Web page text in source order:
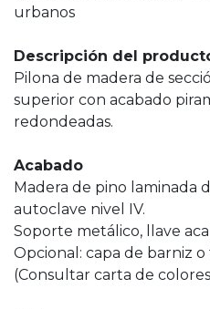
urbanos
Descripción del
Pilona de madera de
superior con acabado
redondeadas.
Acabado
Madera de pino laminada
autoclave nivel IV.
Soporte metálico, llave
Opcional: capa de barniz
(Consultar carta de